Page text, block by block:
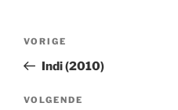
Vorig
bericht
VORIGE
Indi (2010)
Volgend
VOLGENDE